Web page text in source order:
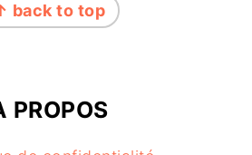
back to top
PROPOS